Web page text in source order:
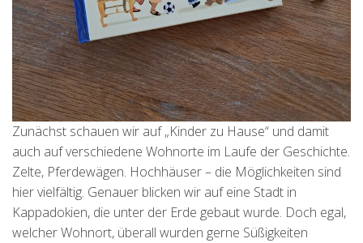
Zunächst schauen wir auf „Kinder zu Hause“ und damit
auch auf verschiedene Wohnorte im Laufe der Geschichte.
Zelte, Pferdewägen. Hochhäuser – die Möglichkeiten sind
hier vielfältig. Genauer blicken wir auf eine Stadt in
Kappadokien, die unter der Erde gebaut wurde. Doch egal,
welcher Wohnort, überall wurden gerne Süßigkeiten